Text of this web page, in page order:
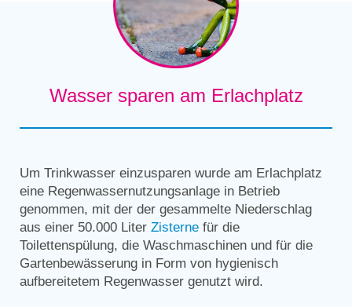
Wasser sparen am Erlachplatz
Um Trinkwasser einzusparen wurde am Erlachplatz
eine Regenwassernutzungsanlage in Betrieb
genommen, mit der der gesammelte Niederschlag
aus einer 50.000 Liter Zisterne für die
Toilettenspülung, die Waschmaschinen und für die
Gartenbewässerung in Form von hygienisch
aufbereitetem Regenwasser genutzt wird.